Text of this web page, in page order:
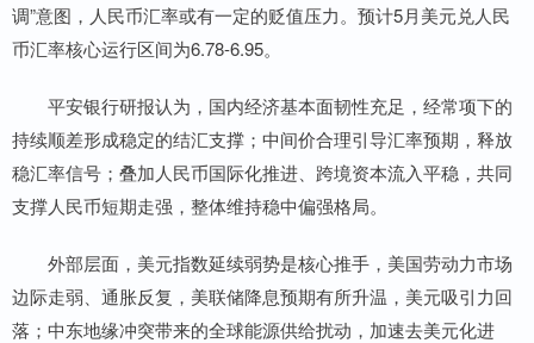
调”意图，人民币汇率或有一定的贬值压力。预计5月美元兑人民
币汇率核心运行区间为6.78-6.95。
平安银行研报认为，国内经济基本面韧性充足，经常项下的
持续顺差形成稳定的结汇支撑；中间价合理引导汇率预期，释放
稳汇率信号；叠加人民币国际化推进、跨境资本流入平稳，共同
支撑人民币短期走强，整体维持稳中偏强格局。
外部层面，美元指数延续弱势是核心推手，美国劳动力市场
边际走弱、通胀反复，美联储降息预期有所升温，美元吸引力回
落；中东地缘冲突带来的全球能源供给扰动，加速去美元化进